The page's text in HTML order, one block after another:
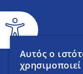
Αυτός ο